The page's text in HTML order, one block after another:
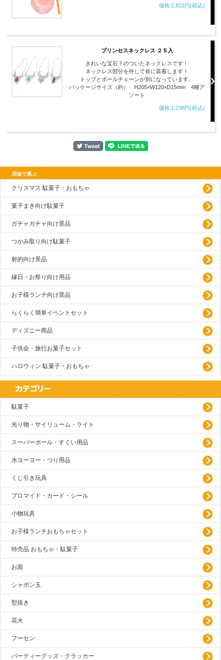
価格:2,822円(税込)
プリンセスネックレス ２５入
きれいな宝石？のついたネックレスです！
ネックレス部分を外して首に装着します！
トップとボールチェーンが別になっています。
パッケージサイズ（約） H205×W120×D15mm 4種ア
ソート
価格:1,238円(税込)
用途で選ぶ
クリスマス 駄菓子・おもちゃ
菓子まき向け駄菓子
ガチャガチャ向け景品
つかみ取り向け駄菓子
射的向け景品
縁日・お祭り向け用品
お子様ランチ向け景品
らくらく簡単イベントセット
ディズニー商品
子供会・旅行お菓子セット
ハロウィン 駄菓子・おもちゃ
駄菓子
光り物・サイリューム・ライト
スーパーボール・すくい用品
水ヨーヨー・つり用品
くじ引き玩具
プロマイド・カード・シール
小物玩具
お子様ランチおもちゃセット
特売品 おもちゃ・駄菓子
お面
シャボン玉
型抜き
花火
フーセン
パーティーグッズ・クラッカー